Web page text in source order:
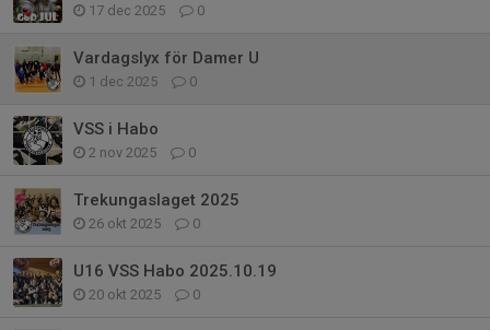
17 dec 2025 0
Vardagslyx för Damer U
1 dec 2025 0
VSS i Habo
2 nov 2025 0
Trekungaslaget 2025
26 okt 2025 0
U16 VSS Habo 2025.10.19
20 okt 2025 0